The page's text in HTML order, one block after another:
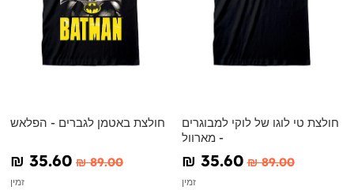
חולצת באטמן לגברים - הפלאש
₪‎ 35.60 ₪‎ 89.00
זמין
חולצת טי לוגו של לוקי למבוגרים
- מארוול
₪‎ 35.60 ₪‎ 89.00
זמין